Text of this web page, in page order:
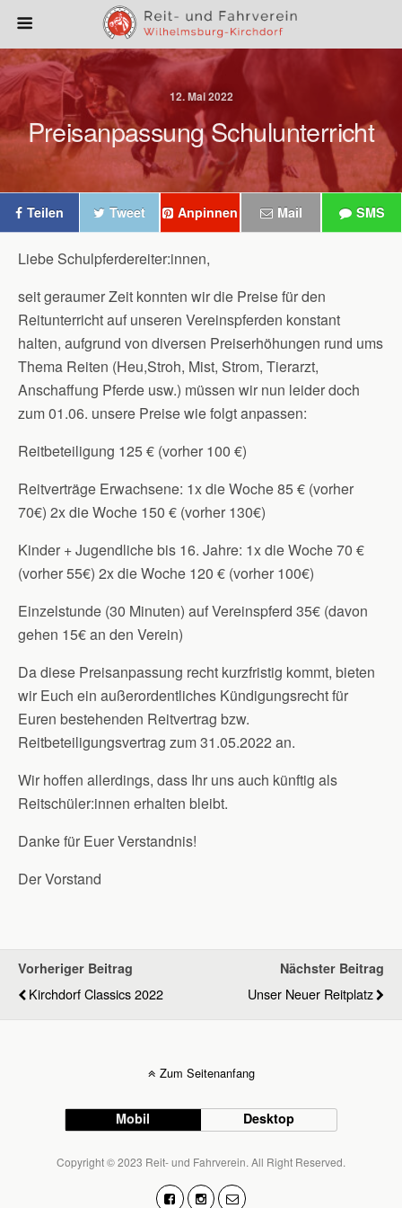
12. Mai 2022
Preisanpassung Schulunterricht
Teilen Tweet Anpinnen Mail SMS
Liebe Schulpferdereiter:innen,
seit geraumer Zeit konnten wir die Preise für den
Reitunterricht auf unseren Vereinspferden konstant
halten, aufgrund von diversen Preiserhöhungen rund ums
Thema Reiten (Heu,Stroh, Mist, Strom, Tierarzt,
Anschaffung Pferde usw.) müssen wir nun leider doch
zum 01.06. unsere Preise wie folgt anpassen:
Reitbeteiligung 125 € (vorher 100 €)
Reitverträge Erwachsene: 1x die Woche 85 € (vorher
70€) 2x die Woche 150 € (vorher 130€)
Kinder + Jugendliche bis 16. Jahre: 1x die Woche 70 €
(vorher 55€) 2x die Woche 120 € (vorher 100€)
Einzelstunde (30 Minuten) auf Vereinspferd 35€ (davon
gehen 15€ an den Verein)
Da diese Preisanpassung recht kurzfristig kommt, bieten
wir Euch ein außerordentliches Kündigungsrecht für
Euren bestehenden Reitvertrag bzw.
Reitbeteiligungsvertrag zum 31.05.2022 an.
Wir hoffen allerdings, dass Ihr uns auch künftig als
Reitschüler:innen erhalten bleibt.
Danke für Euer Verstandnis!
Der Vorstand
Vorheriger Beitrag
Kirchdorf Classics 2022
Nächster Beitrag
Unser Neuer Reitplatz
Zum Seitenanfang
Mobil Desktop
Copyright © 2023 Reit- und Fahrverein. All Right Reserved.